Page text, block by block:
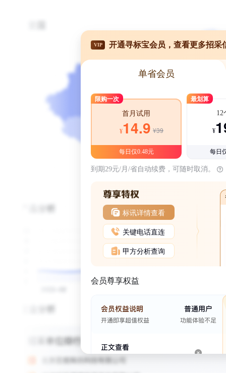
VIP 开通寻标宝会员，查看更多招采
单省会员
限购一次
首月试用
¥14.9 ¥39
每日仅0.48元
最划算
12
¥
每日
到期29元/月/省自动续费，可随时取消。
标讯详情查看
关键电话直连
甲方分析查询
会员尊享权益